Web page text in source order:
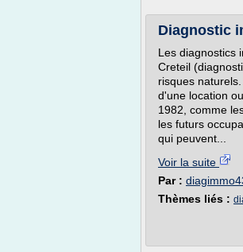
Diagnostic
Les diagnostics
Creteil
risques
d'une location
1982, comme
les futurs
qui peuvent...
Voir la suite
Par :
Thèmes liés :